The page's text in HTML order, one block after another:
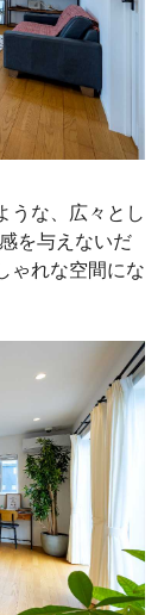
うな、広々とし
を与えないだ
ゃれな空間にな